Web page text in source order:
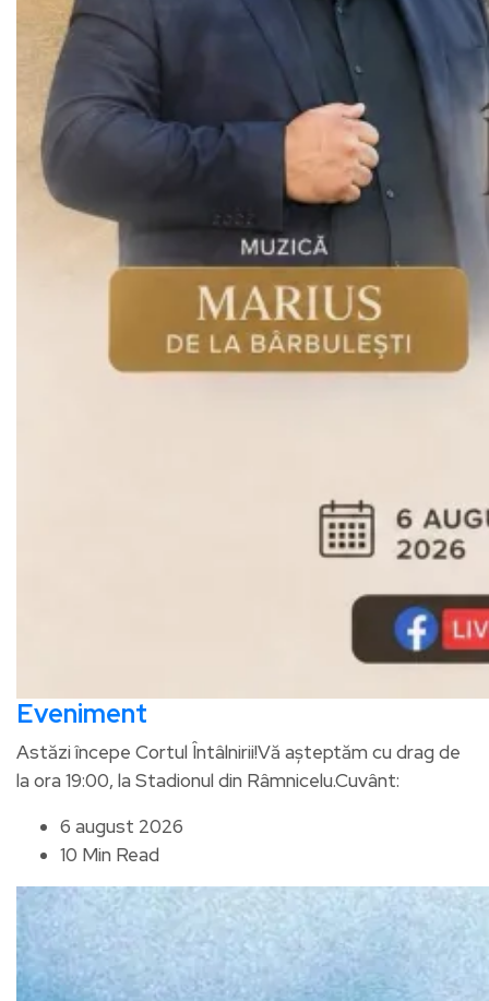
Eveniment
Astăzi începe Cortul Întâlnirii!Vă așteptăm cu drag de
la ora 19:00, la Stadionul din Râmnicelu.Cuvânt:
6 august 2026
10 Min Read